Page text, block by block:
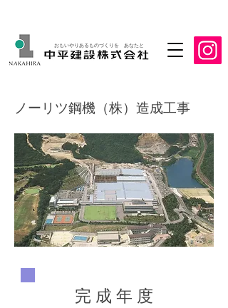
おもいやりあるものづくりを あなたと
ノーリツ鋼機（株）造成工事
​完 成 年 度